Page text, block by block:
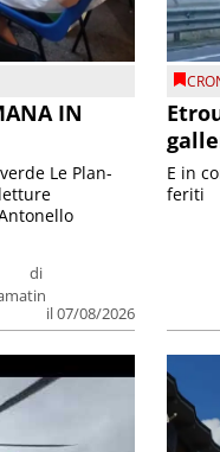
IN
di
il 07/08/2026
Le Plan-
E in
feriti